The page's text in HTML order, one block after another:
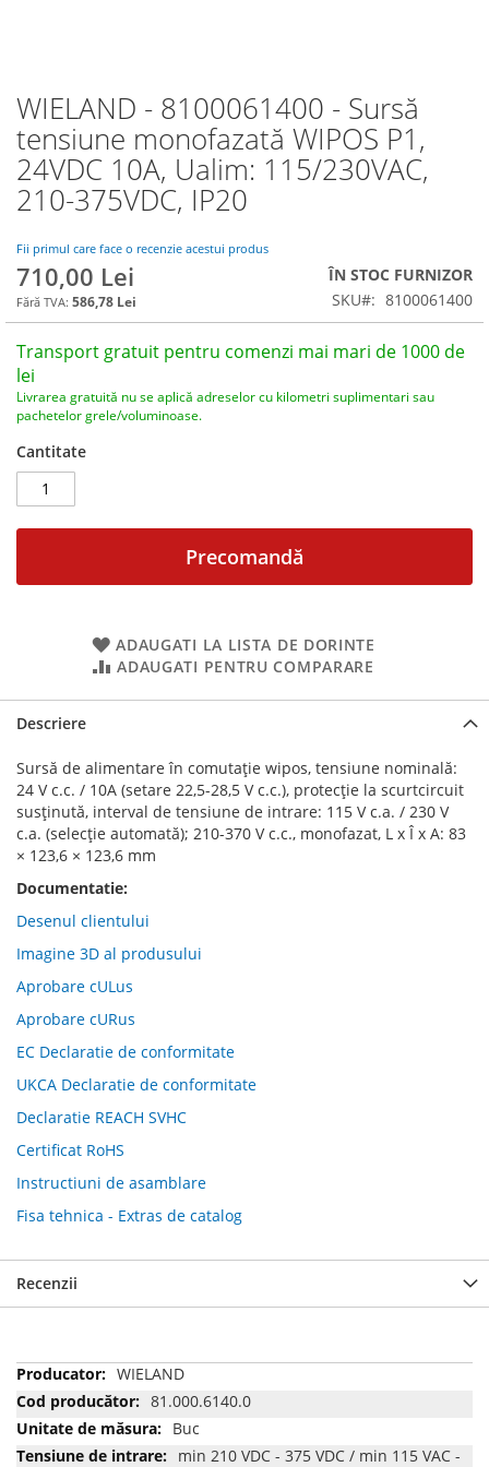
WIELAND - 8100061400 - Sursă
tensiune monofazată WIPOS P1,
24VDC 10A, Ualim: 115/230VAC,
210-375VDC, IP20
Fii primul care face o recenzie acestui produs
710,00 Lei
586,78 Lei
ÎN STOC FURNIZOR
SKU
8100061400
Transport gratuit pentru comenzi mai mari de 1000 de
lei
Livrarea gratuită nu se aplică adreselor cu kilometri suplimentari sau
pachetelor grele/voluminoase.
Cantitate
Precomandă
ADAUGATI LA LISTA DE DORINTE
ADAUGATI PENTRU COMPARARE
Skip
to
the
beginning
of
the
gallery
Descriere
Sursă de alimentare în comutație wipos, tensiune nominală:
24 V c.c. / 10A (setare 22,5-28,5 V c.c.), protecție la scurtcircuit
susținută, interval de tensiune de intrare: 115 V c.a. / 230 V
c.a. (selecție automată); 210-370 V c.c., monofazat, L x Î x A: 83
× 123,6 × 123,6 mm
Documentatie:
Desenul clientului
Imagine 3D al produsului
Aprobare cULus
Aprobare cURus
EC Declaratie de conformitate
UKCA Declaratie de conformitate
Declaratie REACH SVHC
Certificat RoHS
Instructiuni de asamblare
Fisa tehnica - Extras de catalog
Recenzii
Mai
multe
informatii
WIELAND
81.000.6140.0
Buc
min 210 VDC - 375 VDC / min 115 VAC -